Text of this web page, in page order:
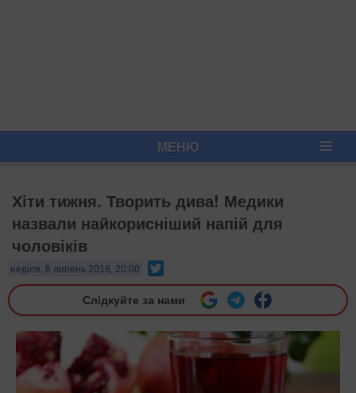
МЕНЮ
Хіти тижня. Творить дива! Медики
назвали найкорисніший напій для
чоловіків
неділя, 8 липень 2018, 20:00
Слідкуйте за нами